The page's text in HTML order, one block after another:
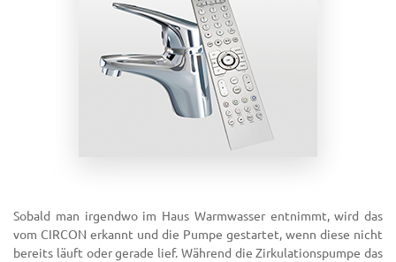
Sobald man irgendwo im Haus Warmwasser entnimmt, wird das
vom CIRCON erkannt und die Pumpe gestartet, wenn diese nicht
bereits läuft oder gerade lief. Während die Zirkulationspumpe das